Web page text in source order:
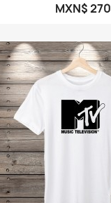
MXN$ 270